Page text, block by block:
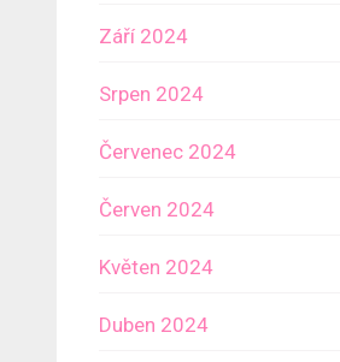
Září 2024
Srpen 2024
Červenec 2024
Červen 2024
Květen 2024
Duben 2024